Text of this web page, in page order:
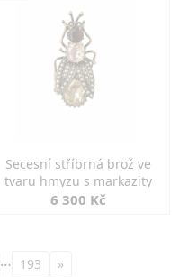
Secesní stříbrná brož ve
tvaru hmyzu s markazity
6 300 Kč
… 193 »